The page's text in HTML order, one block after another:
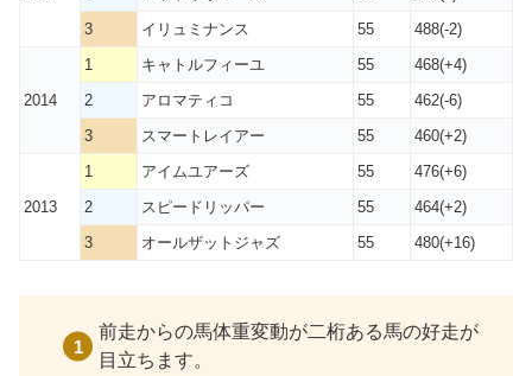
3
イリュミナンス 55 488(-2)
2014
1 キャトルフィーユ 55
468(+4)
2
アロマティコ 55
462(-6)
3
スマートレイアー 55 460(+2)
2013
1 アイムユアーズ 55
476(+6)
2
スピードリッパー 55
464(+2)
3
オールザットジャズ 55 480(+16)
前走からの馬体重変動が二桁ある馬の好走が
目立ちます。